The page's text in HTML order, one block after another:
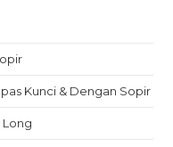
Kunci & Dengan Sopir
Long